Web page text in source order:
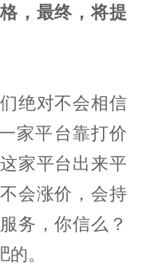
，最终，将提
绝对不会相信
家平台靠打价
家平台出来平
会涨价，会持
务，你信么？
。